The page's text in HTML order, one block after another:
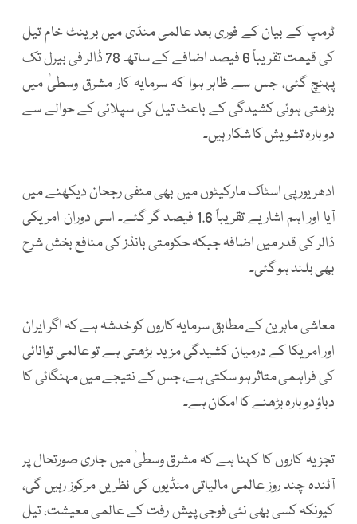
ٹرمپ کے بیان کے فوری بعد عالمی منڈی میں برینٹ خام تیل
کی قیمت تقریباً 6 فیصد اضافے کے ساتھ 78 ڈالر فی بیرل تک
پہنچ گئی، جس سے ظاہر ہوا کہ سرمایہ کار مشرق وسطیٰ میں
بڑھتی ہوئی کشیدگی کے باعث تیل کی سپلائی کے حوالے سے
دوبارہ تشویش کا شکار ہیں۔
ادھر یورپی اسٹاک مارکیٹوں میں بھی منفی رجحان دیکھنے میں
آیا اور اہم اشاریے تقریباً 1.6 فیصد گر گئے۔ اسی دوران امریکی
ڈالر کی قدر میں اضافہ جبکہ حکومتی بانڈز کی منافع بخش شرح
بھی بلند ہو گئی۔
معاشی ماہرین کے مطابق سرمایہ کاروں کو خدشہ ہے کہ اگر ایران
اور امریکا کے درمیان کشیدگی مزید بڑھتی ہے تو عالمی توانائی
کی فراہمی متاثر ہو سکتی ہے، جس کے نتیجے میں مہنگائی کا
دباؤ دوبارہ بڑھنے کا امکان ہے۔
تجزیہ کاروں کا کہنا ہے کہ مشرق وسطیٰ میں جاری صورتحال پر
آئندہ چند روز عالمی مالیاتی منڈیوں کی نظریں مرکوز رہیں گی،
کیونکہ کسی بھی نئی فوجی پیش رفت کے عالمی معیشت، تیل